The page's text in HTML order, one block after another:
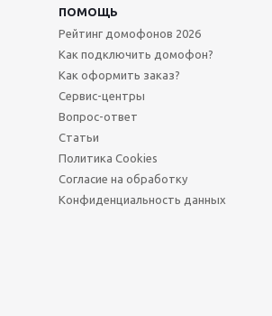
ПОМОЩЬ
Рейтинг домофонов 2026
Как подключить домофон?
Как оформить заказ?
Сервис-центры
Вопрос-ответ
Статьи
Политика Cookies
Согласие на обработку
Конфиденциальность данных